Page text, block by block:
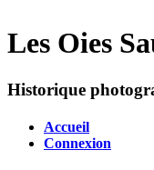
Les Oies
Historique
Accueil
Connexion